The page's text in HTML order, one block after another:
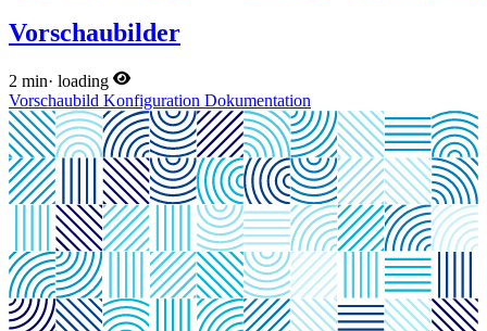
Vorschaubilder
2 min· loading
Vorschaubild Konfiguration Dokumentation